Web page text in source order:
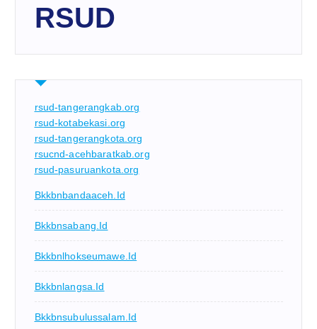
RSUD
rsud-tangerangkab.org
rsud-kotabekasi.org
rsud-tangerangkota.org
rsucnd-acehbaratkab.org
rsud-pasuruankota.org
Bkkbnbandaaceh.id
Bkkbnsabang.id
Bkkbnlhokseumawe.id
Bkkbnlangsa.id
Bkkbnsubulussalam.id